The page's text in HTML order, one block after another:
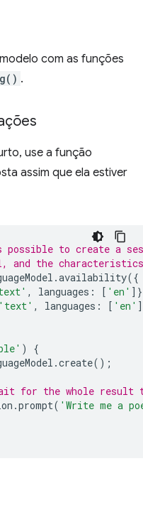
com as funções
.
use a função
assim que ela estiver
to create a
the
.availability({
, languages : [ 'en'
'text' , languages : [ 'en'
)
{
.create();
for the whole result
.prompt( 'Write me a